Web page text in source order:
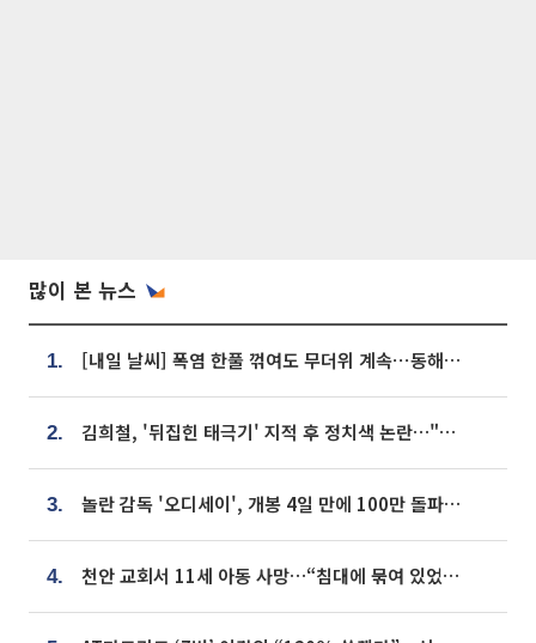
많이 본 뉴스
1. [내일 날씨] 폭염 한풀 꺾여도 무더위 계속⋯동해안 이틀 연속 비
2. 김희철, '뒤집힌 태극기' 지적 후 정치색 논란…"좌우 떠나 우리나라 국기"
3. 놀란 감독 '오디세이', 개봉 4일 만에 100만 돌파⋯'왕사남' 보다 빠르다
4. 천안 교회서 11세 아동 사망…“침대에 묶여 있었다” 진술 확보